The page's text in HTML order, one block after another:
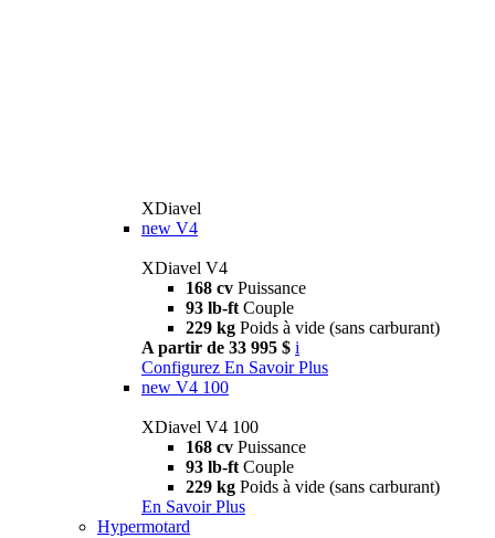
XDiavel
new V4
XDiavel V4
168 cv Puissance
93 lb-ft Couple
229 kg Poids à vide (sans carburant)
A partir de 33 995 $ i
Configurez En Savoir Plus
new V4 100
XDiavel V4 100
168 cv Puissance
93 lb-ft Couple
229 kg Poids à vide (sans carburant)
En Savoir Plus
Hypermotard